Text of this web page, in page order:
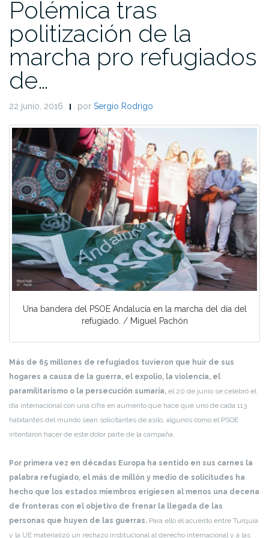
Polémica tras
politización de la
marcha pro refugiados
de…
22 junio, 2016 por Sergio Rodrigo
Una bandera del PSOE Andalucía en la marcha del día del
refugiado. / Miguel Pachón
Más de 65 millones de refugiados tuvieron que huir de sus
hogares a causa de la guerra, el expolio, la violencia, el
paramilitarismo o la persecución sumaria, el 20 de junio se celebró el
día internacional con una cifra en aumento que hace que uno de cada 113
habitantes del mundo sean solicitantes de asilo, algunos como el PSOE
intentaron hacer de este dolor parte de la campaña.
Por primera vez en décadas Europa ha sentido en sus carnes la
palabra refugiado, el más de millón y medio de solicitudes ha
hecho que los estados miembros erigiesen al menos una decena
de fronteras con el objetivo de frenar la llegada de las
personas que huyen de las guerras. Para ello el acuerdo entre Turquía
y la UE materializó un rechazo institucional al derecho internacional y a las